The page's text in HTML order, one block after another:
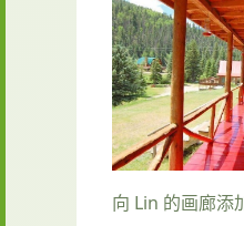
向 Lin 的画廊添